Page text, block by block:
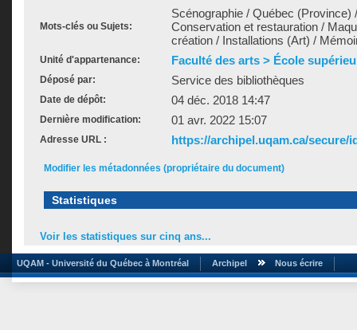
Mots-clés ou Sujets:
Scénographie / Québec
Conservation et restauration /
création / Installations (Art) /
Unité d'appartenance: Faculté des arts > École
Déposé par: Service des bibliothèques
Date de dépôt: 04 déc. 2018 14:47
Dernière modification: 01 avr. 2022 15:07
Adresse URL : https://archipel.uqam.ca/secure/
Modifier les métadonnées (propriétaire du document)
Statistiques
Voir les statistiques sur cinq ans...
UQAM - Université du Québec à Montréal Archipel Nous écrire